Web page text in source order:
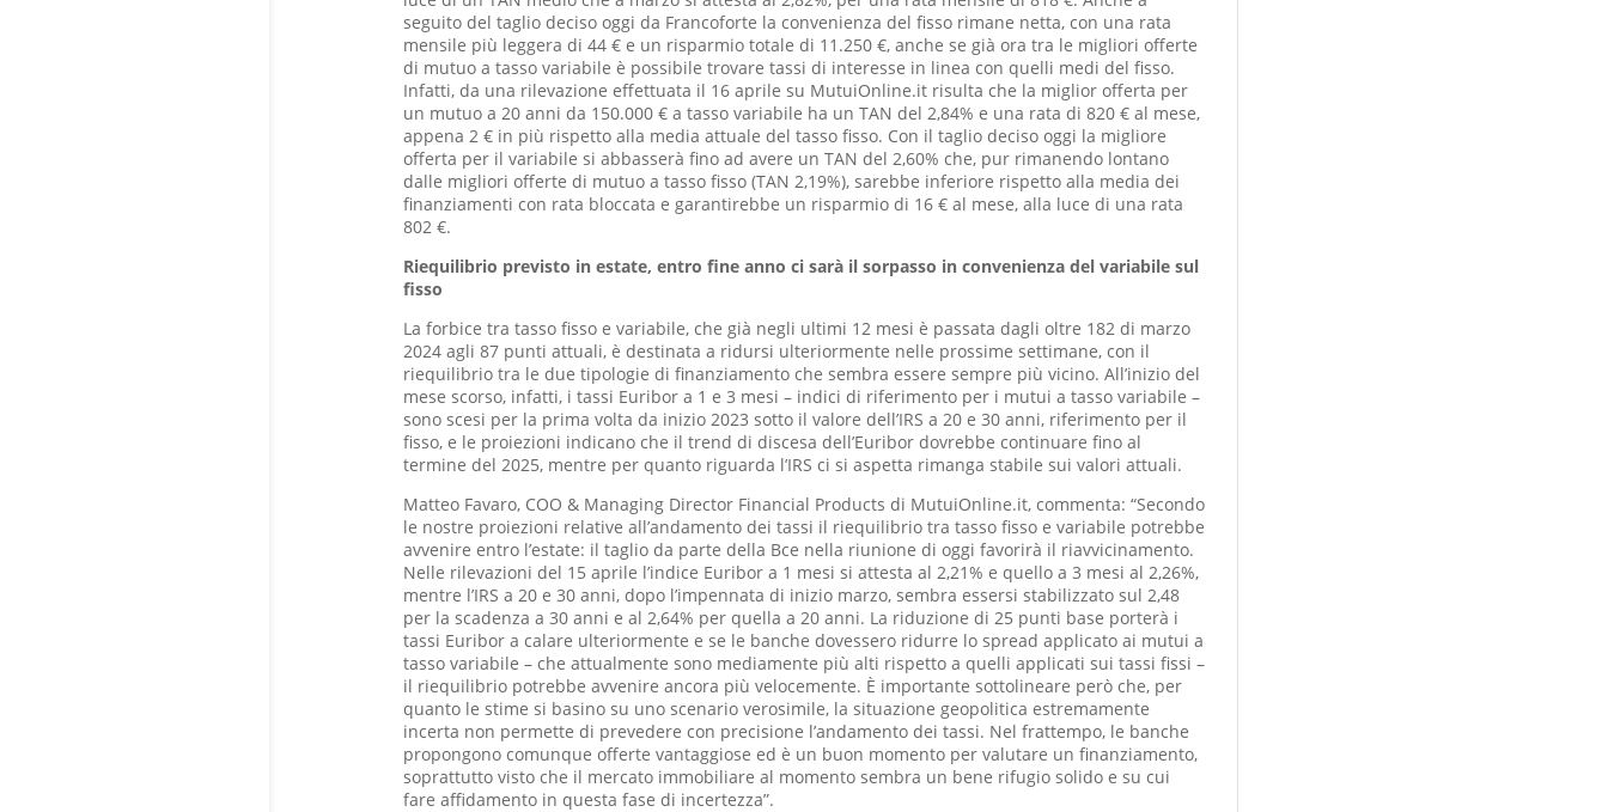
seguito del taglio deciso oggi da Francoforte la convenienza del fisso rimane netta, con una rata
mensile più leggera di 44 € e un risparmio totale di 11.250 €, anche se già ora tra le migliori offerte
di mutuo a tasso variabile è possibile trovare tassi di interesse in linea con quelli medi del fisso.
Infatti, da una rilevazione effettuata il 16 aprile su MutuiOnline.it risulta che la miglior offerta per
un mutuo a 20 anni da 150.000 € a tasso variabile ha un TAN del 2,84% e una rata di 820 € al mese,
appena 2 € in più rispetto alla media attuale del tasso fisso. Con il taglio deciso oggi la migliore
offerta per il variabile si abbasserà fino ad avere un TAN del 2,60% che, pur rimanendo lontano
dalle migliori offerte di mutuo a tasso fisso (TAN 2,19%), sarebbe inferiore rispetto alla media dei
finanziamenti con rata bloccata e garantirebbe un risparmio di 16 € al mese, alla luce di una rata
802 €.
Riequilibrio previsto in estate, entro fine anno ci sarà il sorpasso in convenienza del variabile sul
fisso
La forbice tra tasso fisso e variabile, che già negli ultimi 12 mesi è passata dagli oltre 182 di marzo
2024 agli 87 punti attuali, è destinata a ridursi ulteriormente nelle prossime settimane, con il
riequilibrio tra le due tipologie di finanziamento che sembra essere sempre più vicino. All’inizio del
mese scorso, infatti, i tassi Euribor a 1 e 3 mesi – indici di riferimento per i mutui a tasso variabile –
sono scesi per la prima volta da inizio 2023 sotto il valore dell’IRS a 20 e 30 anni, riferimento per il
fisso, e le proiezioni indicano che il trend di discesa dell’Euribor dovrebbe continuare fino al
termine del 2025, mentre per quanto riguarda l’IRS ci si aspetta rimanga stabile sui valori attuali.
Matteo Favaro, COO & Managing Director Financial Products di MutuiOnline.it, commenta: “Secondo
le nostre proiezioni relative all’andamento dei tassi il riequilibrio tra tasso fisso e variabile potrebbe
avvenire entro l’estate: il taglio da parte della Bce nella riunione di oggi favorirà il riavvicinamento.
Nelle rilevazioni del 15 aprile l’indice Euribor a 1 mesi si attesta al 2,21% e quello a 3 mesi al 2,26%,
mentre l’IRS a 20 e 30 anni, dopo l’impennata di inizio marzo, sembra essersi stabilizzato sul 2,48
per la scadenza a 30 anni e al 2,64% per quella a 20 anni. La riduzione di 25 punti base porterà i
tassi Euribor a calare ulteriormente e se le banche dovessero ridurre lo spread applicato ai mutui a
tasso variabile – che attualmente sono mediamente più alti rispetto a quelli applicati sui tassi fissi –
il riequilibrio potrebbe avvenire ancora più velocemente. È importante sottolineare però che, per
quanto le stime si basino su uno scenario verosimile, la situazione geopolitica estremamente
incerta non permette di prevedere con precisione l’andamento dei tassi. Nel frattempo, le banche
propongono comunque offerte vantaggiose ed è un buon momento per valutare un finanziamento,
soprattutto visto che il mercato immobiliare al momento sembra un bene rifugio solido e su cui
fare affidamento in questa fase di incertezza”.